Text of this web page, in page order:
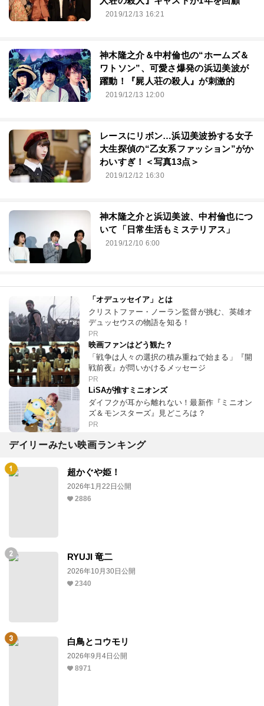
2019/12/13 16:21
神木隆之介＆中村倫也の“ホームズ＆
ワトソン”、可愛さ爆発の浜辺美波が
躍動！『屍人荘の殺人』が刺激的
2019/12/13 12:00
レースにリボン…浜辺美波扮する女子
大生探偵の“乙女系ファッション”がか
わいすぎ！＜写真13点＞
2019/12/12 16:30
神木隆之介と浜辺美波、中村倫也につ
いて「日常生活もミステリアス」
2019/12/10 6:00
「オデュッセイア」とは
クリストファー・ノーラン監督が挑む、英雄オ
デュッセウスの物語を知る！
PR
映画ファンはどう観た？
「戦争は人々の選択の積み重ねで始まる」『開
戦前夜』が問いかけるメッセージ
PR
LiSAが推すミニオンズ
ダイフクが耳から離れない！最新作『ミニオン
ズ＆モンスターズ』見どころは？
PR
デイリーみたい映画ランキング
超かぐや姫！
2026年1月22日公開
2886
RYUJI 竜二
2026年10月30日公開
2340
白鳥とコウモリ
2026年9月4日公開
8971